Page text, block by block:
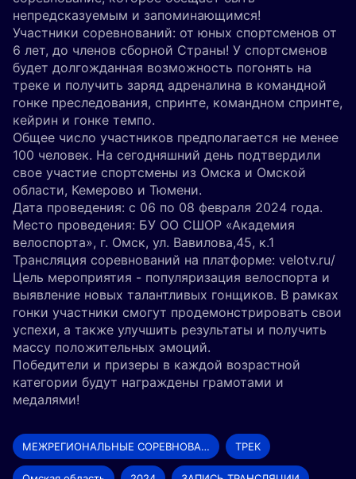
непредсказуемым и запоминающимся!
Участники соревнований: от юных спортсменов от
6 лет, до членов сборной Страны! У спортсменов
будет долгожданная возможность погонять на
треке и получить заряд адреналина в командной
гонке преследования, спринте, командном спринте,
кейрин и гонке темпо.
Общее число участников предполагается не менее
100 человек. На сегодняшний день подтвердили
свое участие спортсмены из Омска и Омской
области, Кемерово и Тюмени.
Дата проведения: с 06 по 08 февраля 2024 года.
Место проведения: БУ ОО СШОР «Академия
велоспорта», г. Омск, ул. Вавилова,45, к.1
Трансляция соревнований на платформе: velotv.ru/
Цель мероприятия - популяризация велоспорта и
выявление новых талантливых гонщиков. В рамках
гонки участники смогут продемонстрировать свои
успехи, а также улучшить результаты и получить
массу положительных эмоций.
Победители и призеры в каждой возрастной
категории будут награждены грамотами и
медалями!
МЕЖРЕГИОНАЛЬНЫЕ СОРЕВНОВАНИЯ ТРЕК